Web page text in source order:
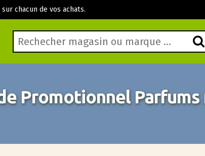
chacun de vos achats.
Promotionnel Parfums